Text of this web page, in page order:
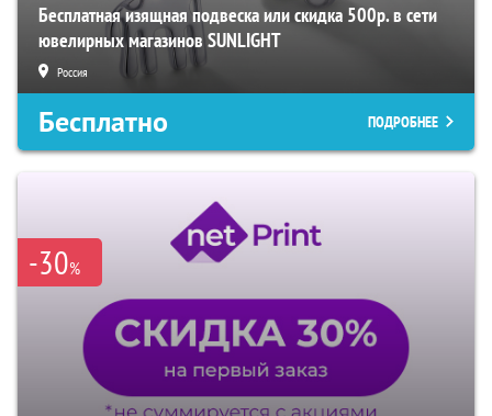
Бесплатная изящная подвеска или скидка 500р. в сети
ювелирных магазинов SUNLIGHT
Россия
Бесплатно ПОДРОБНЕЕ
-30%